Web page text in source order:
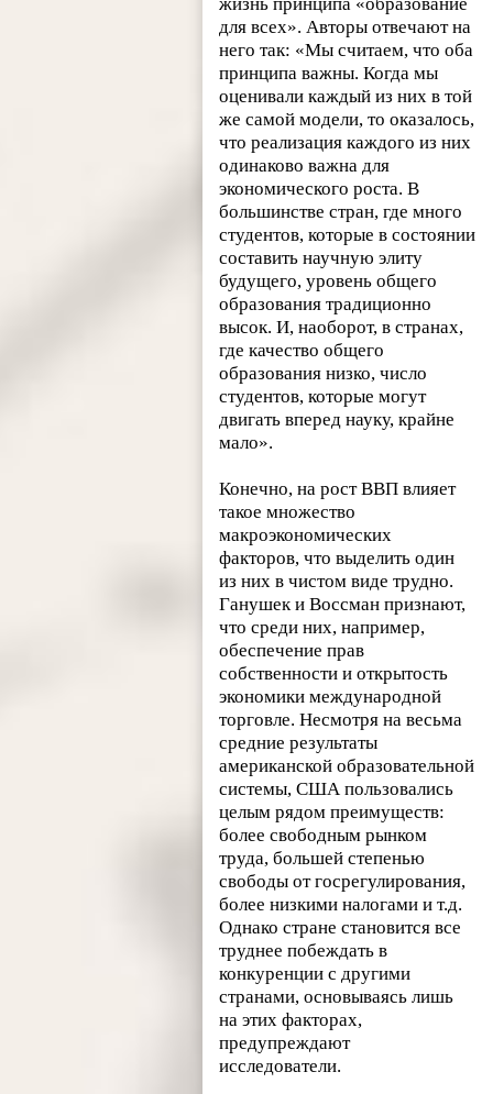
жизнь принципа «образование
для всех». Авторы отвечают на
него так: «Мы считаем, что оба
принципа важны. Когда мы
оценивали каждый из них в той
же самой модели, то оказалось,
что реализация каждого из них
одинаково важна для
экономического роста. В
большинстве стран, где много
студентов, которые в состоянии
составить научную элиту
будущего, уровень общего
образования традиционно
высок. И, наоборот, в странах,
где качество общего
образования низко, число
студентов, которые могут
двигать вперед науку, крайне
мало».
Конечно, на рост ВВП влияет
такое множество
макроэкономических
факторов, что выделить один
из них в чистом виде трудно.
Ганушек и Воссман признают,
что среди них, например,
обеспечение прав
собственности и открытость
экономики международной
торговле. Несмотря на весьма
средние результаты
американской образовательной
системы, США пользовались
целым рядом преимуществ:
более свободным рынком
труда, большей степенью
свободы от госрегулирования,
более низкими налогами и т.д.
Однако стране становится все
труднее побеждать в
конкуренции с другими
странами, основываясь лишь
на этих факторах,
предупреждают
исследователи.